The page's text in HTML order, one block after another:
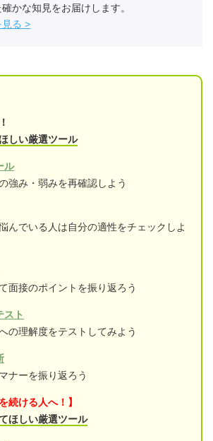
かな知見をお届けします。
る
しい厳選ツール
ル
強み・弱みを再確認しよう
んでいる人は自分の適性をチェックしよ
面接のポイントを振り返ろう
スト
の理解度をテストしてみよう
ナーを振り返ろう
続ける人へ！】
ほしい厳選ツール